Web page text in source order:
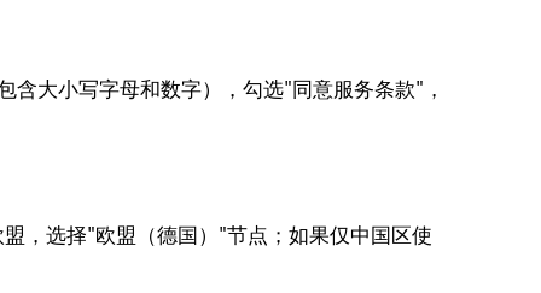
大小写字母和数字），勾选"同意服务条款"，
，选择"欧盟（德国）"节点；如果仅中国区使